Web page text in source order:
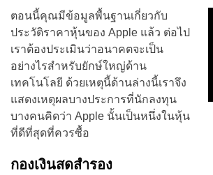
ตอนนี้คุณมีข้อมูลพื้นฐานเกี่ยวกับ
ประวัติราคาหุ้นของ Apple แล้ว ต่อไป
เราต้องประเมินว่าอนาคตจะเป็น
อย่างไรสำหรับยักษ์ใหญ่ด้าน
เทคโนโลยี ด้วยเหตุนี้ด้านล่างนี้เราจึง
แสดงเหตุผลบางประการที่นักลงทุน
บางคนคิดว่า Apple นั้นเป็นหนึ่งในหุ้น
ที่ดีที่สุดที่ควรซื้อ
กองเงินสดสำรอง